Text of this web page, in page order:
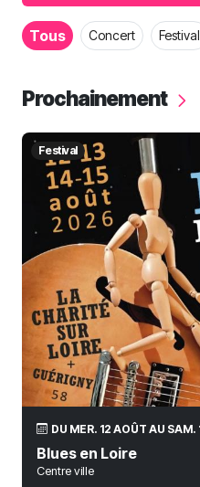
Tous Concert Festival
Prochainement
Festival
DU MER. 12 AOÛT AU
Blues en Loire
Centre ville